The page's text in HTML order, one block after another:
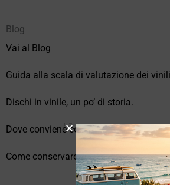
Blog
Vai al Blog
Guida alla scala di valutazione dei
Dischi in vinile, un po’ di storia.
Dove conviene comprare vinili online?
Come conservare correttamente i vinili